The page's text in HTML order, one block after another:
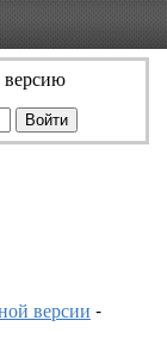
версии -